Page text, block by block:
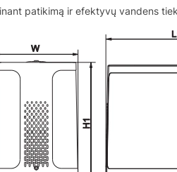
patikimą ir efektyvų vandens